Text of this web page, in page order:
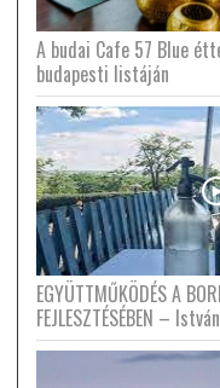
A budai Cafe 57 Blue
budapesti listáján
EGYÜTTMŰKÖDÉS A
FEJLESZTÉSÉBEN –